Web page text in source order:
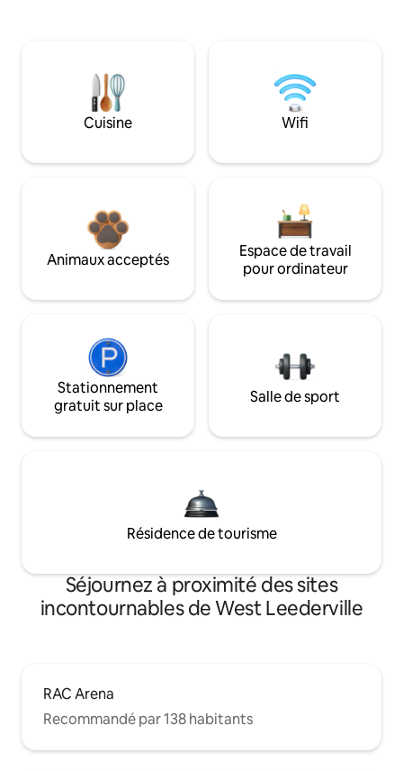
Cuisine Wifi
Animaux acceptés
Espace de travail
pour ordinateur
Stationnement
gratuit sur place
Salle de sport
Résidence de tourisme
Séjournez à proximité des sites
incontournables de West Leederville
RAC Arena
Recommandé par 138 habitants